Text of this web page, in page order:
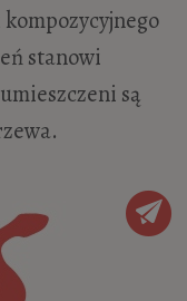
stanowi
są